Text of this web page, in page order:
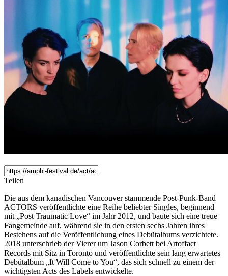
Teilen
Die aus dem kanadischen Vancouver stammende Post-Punk-Band
ACTORS veröffentlichte eine Reihe beliebter Singles, beginnend
mit „Post Traumatic Love“ im Jahr 2012, und baute sich eine treue
Fangemeinde auf, während sie in den ersten sechs Jahren ihres
Bestehens auf die Veröffentlichung eines Debütalbums verzichtete.
2018 unterschrieb der Vierer um Jason Corbett bei Artoffact
Records mit Sitz in Toronto und veröffentlichte sein lang erwartetes
Debütalbum „It Will Come to You“, das sich schnell zu einem der
wichtigsten Acts des Labels entwickelte.